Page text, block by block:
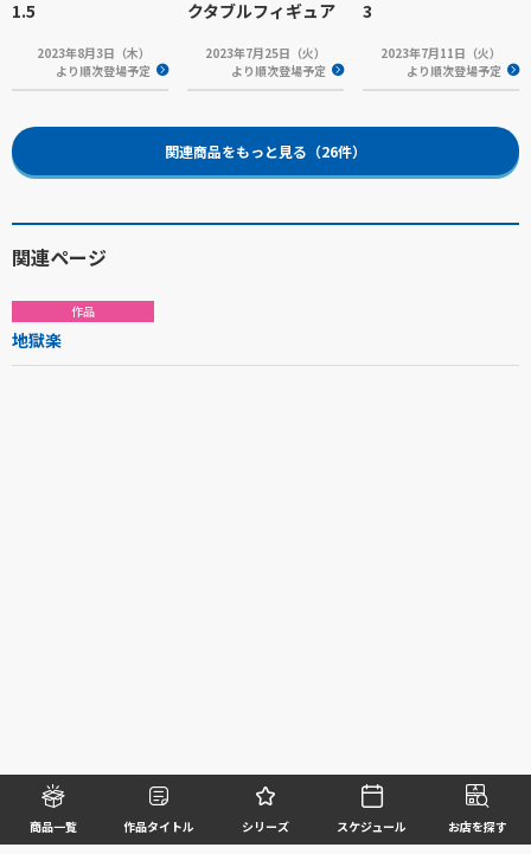
商品一覧 作品タイトル シリーズ スケジュール お店を探す
1.5
2023年8月3日（木）
より順次登場予定
クタブルフィギュア
2023年7月25日（火）
より順次登場予定
3
2023年7月11日（火）
より順次登場予定
関連商品をもっと見る（26件）
関連ページ
作品
地獄楽